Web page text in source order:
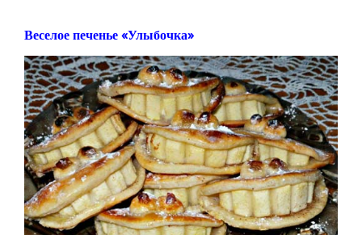
Веселое печенье «Улыбочка»